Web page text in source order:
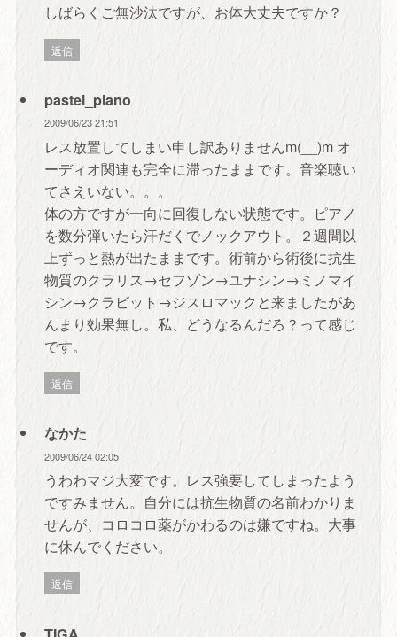
しばらくご無沙汰ですが、お体大丈夫ですか？
返信
pastel_piano
2009/06/23 21:51
レス放置してしまい申し訳ありませんm(__)m オ
ーディオ関連も完全に滞ったままです。音楽聴い
てさえいない。。。
体の方ですが一向に回復しない状態です。ピアノ
を数分弾いたら汗だくでノックアウト。２週間以
上ずっと熱が出たままです。術前から術後に抗生
物質のクラリス→セフゾン→ユナシン→ミノマイ
シン→クラビット→ジスロマックと来ましたがあ
んまり効果無し。私、どうなるんだろ？って感じ
です。
返信
なかた
2009/06/24 02:05
うわわマジ大変です。レス強要してしまったよう
ですみません。自分には抗生物質の名前わかりま
せんが、コロコロ薬がかわるのは嫌ですね。大事
に休んでください。
返信